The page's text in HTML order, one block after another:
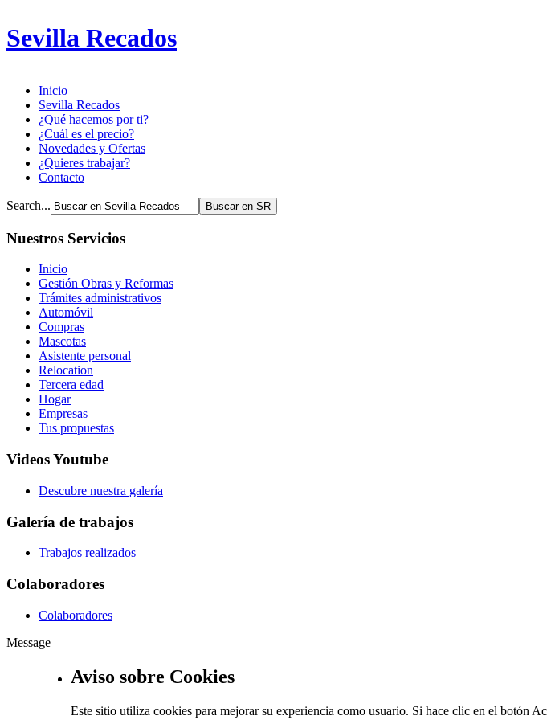
Sevilla Recados
Inicio
Sevilla Recados
¿Qué hacemos por ti?
¿Cuál es el precio?
Novedades y Ofertas
¿Quieres trabajar?
Contacto
Search...
Nuestros Servicios
Inicio
Gestión Obras y Reformas
Trámites administrativos
Automóvil
Compras
Mascotas
Asistente personal
Relocation
Tercera edad
Hogar
Empresas
Tus propuestas
Videos Youtube
Descubre nuestra galería
Galería de trabajos
Trabajos realizados
Colaboradores
Colaboradores
Message
Aviso sobre Cookies
Este sitio utiliza cookies para mejorar su experiencia como usuario. Si hace clic en el botón